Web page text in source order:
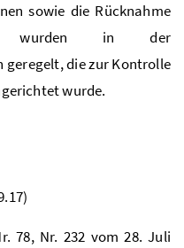
sowie die Rücknahme
wurden in der
die zur Kontrolle
wurde.
78, Nr. 232 vom 28. Juli